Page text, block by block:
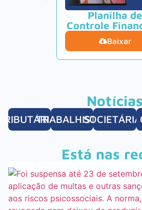
Planilha de
Controle
Baixar
Notícias
TRABALHISTAS
Está nas